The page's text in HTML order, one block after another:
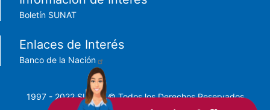
Boletín SUNAT
Enlaces de Interés
Banco de la Nación
1997 - 2022 SUNAT © Todos los Derechos Reservados